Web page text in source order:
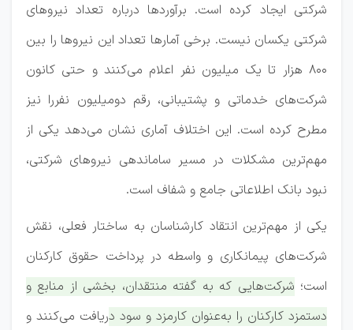
شرکتی ایجاد کرده است. برآورد‌ها درباره تعداد نیرو‌های
شرکتی یکسان نیست. برخی آمار‌ها تعداد این نیرو‌ها را بین
۸۰۰ هزار تا یک میلیون نفر اعلام می‌کنند و حتی کانون
شرکت‌های خدماتی و پشتیبانی، رقم دومیلیون نفررا نیز
مطرح کرده است. این اختلاف آماری نشان می‌دهد یکی از
مهم‌ترین مشکلات در مسیر ساماندهی نیرو‌های شرکتی،
نبود بانک اطلاعاتی جامع و شفاف است.
یکی از مهم‌ترین انتقاد کارشناسان به ساختار فعلی، نقش
شرکت‌های پیمانکاری و واسطه در پرداخت حقوق کارکنان
است؛ شرکت‌هایی که به گفته منتقدان، بخشی از منابع و
دستمزد کارکنان را به‌عنوان کارمزد و سود دریافت می‌کنند و